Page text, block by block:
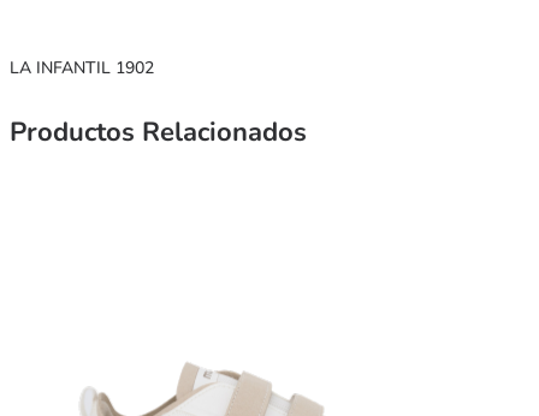
LA INFANTIL 1902
Productos Relacionados